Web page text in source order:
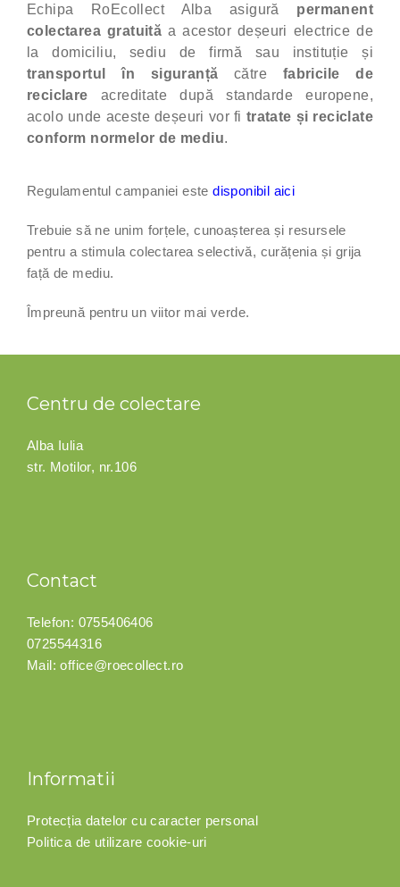
Echipa RoEcollect Alba asigură permanent
colectarea gratuită a acestor deșeuri electrice de
la domiciliu, sediu de firmă sau instituție și
transportul în siguranță către fabricile de
reciclare acreditate după standarde europene,
acolo unde aceste deșeuri vor fi tratate și reciclate
conform normelor de mediu.
Regulamentul campaniei estedisponibil aici
Trebuie să ne unim forțele, cunoașterea și resursele
pentru a stimula colectarea selectivă, curățenia și grija
față de mediu.
Împreună pentru un viitor mai verde.
Centru de colectare
Alba Iulia
str. Motilor, nr.106
Contact
Telefon: 0755406406
0725544316
Mail:office@roecollect.ro
Informatii
Protecția datelor cu caracter personal
Politica de utilizare cookie-uri